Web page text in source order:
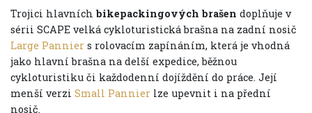
Trojici hlavních bikepackingových brašen doplňuje v
sérii SCAPE velká cykloturistická brašna na zadní nosič
Large Pannier s rolovacím zapínáním, která je vhodná
jako hlavní brašna na delší expedice, běžnou
cykloturistiku či každodenní dojíždění do práce. Její
menší verzi Small Pannier lze upevnit i na přední
nosič.